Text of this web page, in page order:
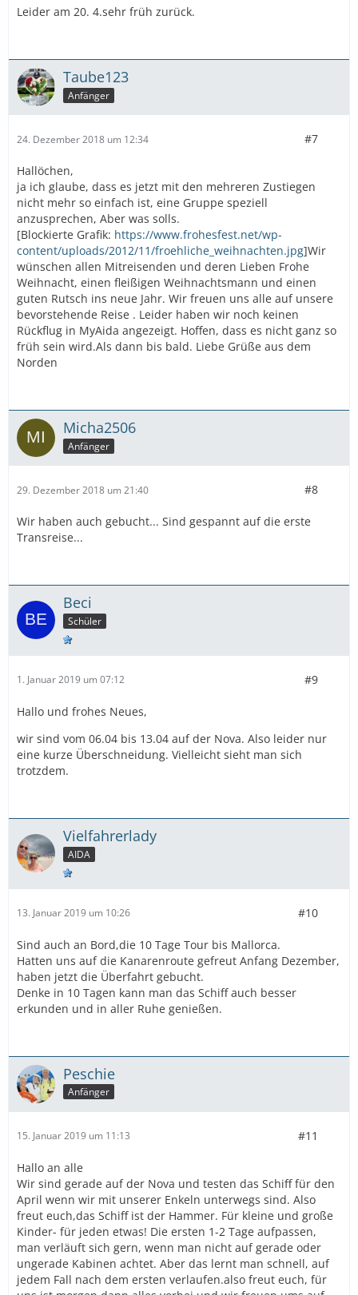
Leider am 20. 4.sehr früh zurück.
Taube123
Anfänger
24. Dezember 2018 um 12:34 #7
Hallöchen,
ja ich glaube, dass es jetzt mit den mehreren Zustiegen
nicht mehr so einfach ist, eine Gruppe speziell
anzusprechen, Aber was solls.
[Blockierte Grafik: https://www.frohesfest.net/wp-
content/uploads/2012/11/froehliche_weihnachten.jpg]Wir
wünschen allen Mitreisenden und deren Lieben Frohe
Weihnacht, einen fleißigen Weihnachtsmann und einen
guten Rutsch ins neue Jahr. Wir freuen uns alle auf unsere
bevorstehende Reise . Leider haben wir noch keinen
Rückflug in MyAida angezeigt. Hoffen, dass es nicht ganz so
früh sein wird.Als dann bis bald. Liebe Grüße aus dem
Norden
Micha2506
Anfänger
29. Dezember 2018 um 21:40 #8
Wir haben auch gebucht... Sind gespannt auf die erste
Transreise...
Beci
Schüler
1. Januar 2019 um 07:12 #9
Hallo und frohes Neues,
wir sind vom 06.04 bis 13.04 auf der Nova. Also leider nur
eine kurze Überschneidung. Vielleicht sieht man sich
trotzdem.
Vielfahrerlady
AIDA
13. Januar 2019 um 10:26 #10
Sind auch an Bord,die 10 Tage Tour bis Mallorca.
Hatten uns auf die Kanarenroute gefreut Anfang Dezember,
haben jetzt die Überfahrt gebucht.
Denke in 10 Tagen kann man das Schiff auch besser
erkunden und in aller Ruhe genießen.
Peschie
Anfänger
15. Januar 2019 um 11:13 #11
Hallo an alle
Wir sind gerade auf der Nova und testen das Schiff für den
April wenn wir mit unserer Enkeln unterwegs sind. Also
freut euch,das Schiff ist der Hammer. Für kleine und große
Kinder- für jeden etwas! Die ersten 1-2 Tage aufpassen,
man verläuft sich gern, wenn man nicht auf gerade oder
ungerade Kabinen achtet. Aber das lernt man schnell, auf
jedem Fall nach dem ersten verlaufen.also freut euch, für